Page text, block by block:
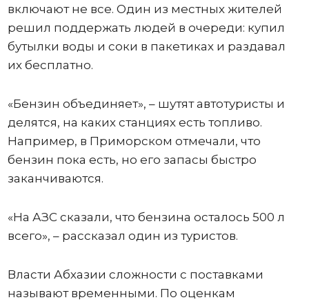
включают не все. Один из местных жителей
решил поддержать людей в очереди: купил
бутылки воды и соки в пакетиках и раздавал
их бесплатно.
«Бензин объединяет», – шутят автотуристы и
делятся, на каких станциях есть топливо.
Например, в Приморском отмечали, что
бензин пока есть, но его запасы быстро
заканчиваются.
«На АЗС сказали, что бензина осталось 500 л
всего», – рассказал один из туристов.
Власти Абхазии сложности с поставками
называют временными. По оценкам